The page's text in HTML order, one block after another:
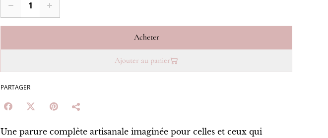
Acheter
Ajouter au panier
PARTAGER
Une parure complète artisanale imaginée pour celles et ceux qui